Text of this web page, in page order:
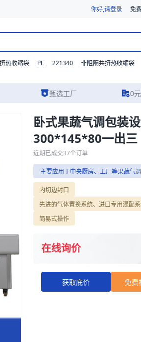
你好,请登录 免
热收缩袋 PE 221340 非阻隔共挤热收缩袋
甄选工厂 0
、实物图片及报价参考，主要应用于中
操作
卧式果蔬气调包装
300*145*80一出三
近期已成交37个订单
主要应用于中央厨房、工厂等果蔬气
内切边封口
先进的气体置换系统、进口专用混配
简易式操作
在线询价
获取底价 免费